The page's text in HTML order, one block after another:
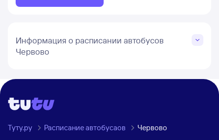
Информация о расписании автобусов
Червово
Туту.ру Расписание автобусаов Червово